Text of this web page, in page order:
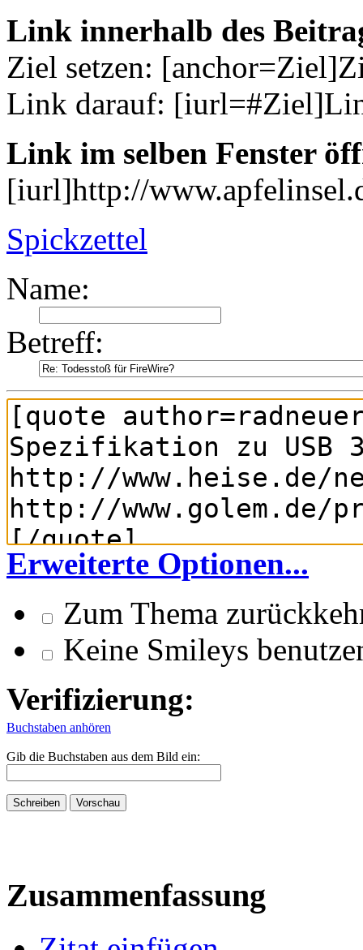
Link innerhalb des
Ziel setzen:
Link darauf:
Link im selben Fenster
[iurl]http://
Spickzettel
Name:
Betreff:
Erweiterte Optionen...
Zum Thema
Keine Smileys
Verifizierung:
Buchstaben anhören
Gib die Buchstaben aus dem Bild ein:
Zusammenfassung